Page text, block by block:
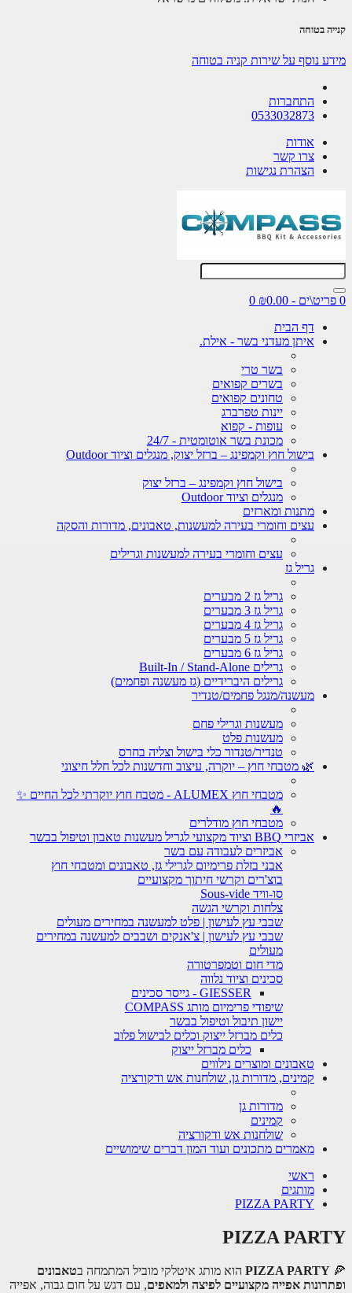
קנייה בטוחה
מידע נוסף על שירות קניה בטוחה
התחברות
0533032873
אודות
צרו קשר
הצהרת נגישות
0 פריט\ים - ₪0.00
0
דף הבית
איתן מעדני בשר - אילת.
בשר טרי
בשרים קפואים
טחונים קפואים
יינות טפרברג
עופות - קפוא
מכונת בשר אוטומטית - 24/7
בישול חוץ וקמפינג – ברזל יצוק, מנגלים וציוד Outdoor
בישול חוץ וקמפינג – ברזל יצוק
מנגלים וציוד Outdoor
מתנות ומארזים
עצים וחומרי בעירה למעשנות, טאבונים, מדורות והסקה
עצים וחומרי בעירה למעשנות וגרילים
גריל גז
גריל גז 2 מבערים
גריל גז 3 מבערים
גריל גז 4 מבערים
גריל גז 5 מבערים
גריל גז 6 מבערים
גרילים Built-In / Stand-Alone
גרילים היברידיים (גז מעשנה ופחמים)
מעשנה/מנגל פחמים/טנדיר
מעשנות וגרילי פחם
מעשנות פלט
טנדיר/טנדור כלי בישול וצליה בחרס
🌿 מטבחי חוץ – יוקרה, עיצוב וחדשנות לכל חלל חיצוני
מטבחי חוץ ALUMEX - מטבח חוץ יוקרתי לכל החיים ✨
🔥
מטבחי חוץ מודלרים
אביזרי BBQ וציוד מקצועי לגריל מעשנות טאבון וטיפול בבשר
אביזרים לעבודה עם בשר
אבני בזלת פרימיום לגרילי גז, טאבונים ומטבחי חוץ
בוצ'רים וקרשי חיתוך מקצועיים
סו-וויד Sous-vide
צלחות וקרשי הגשה
שבבי עץ לעישון | פלט למעשנה במחירים מעולים
שבבי עץ לעישון | צ'אנקים ושבבים למעשנה במחירים
מעולים
מדי חום וטמפרטורה
סכינים וציוד נלווה
GIESSER - גייסר סכינים
שיפודי פרימיום מותג COMPASS
יישון תיבול וטיפול בבשר
כלים מברזל ייצוק וכלים לבישול פלוב
כלים מברזל ייצוק
טאבונים ומוצרים נילווים
קמינים, מדורות גן, שולחנות אש ודקורציה
מדורות גן
קמינים
שולחנות אש ודקורציה
מאמרים מתכונים ועוד המון דברים שימושיים
ראשי
מותגים
PIZZA PARTY
PIZZA PARTY
🍕
PIZZA PARTY הוא מותג איטלקי מוביל המתמחה בטאבונים
ופתרונות אפייה מקצועיים לפיצה ולמאפים, עם דגש על חום גבוה, אפייה